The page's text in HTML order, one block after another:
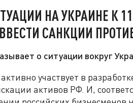
НА УКРАИНЕ К
САНКЦИИ
о ситуации вокруг
участвует в
активов РФ. И,